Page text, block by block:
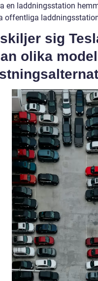
en laddningsstation
offentliga
sig
olika